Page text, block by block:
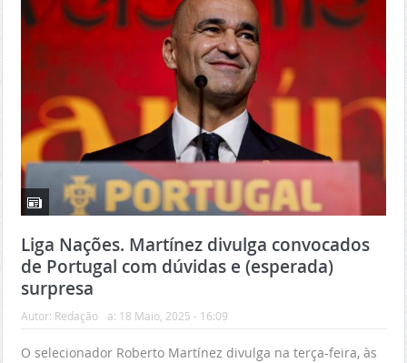
Liga Nações. Martínez divulga convocados
de Portugal com dúvidas e (esperada)
surpresa
Autor: Redação a: 18 Maio, 2025 - 16:09
O selecionador Roberto Martínez divulga na terça-feira, às